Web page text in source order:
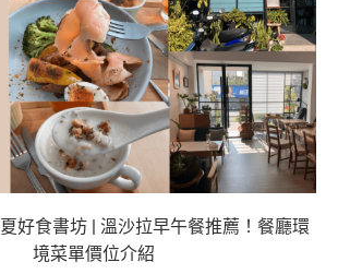
夏好食書坊 | 溫沙拉早午餐推薦！餐廳環
境菜單價位介紹